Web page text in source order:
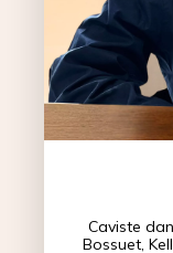
Caviste
Bossuet,